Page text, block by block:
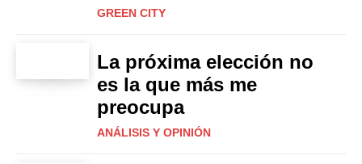
GREEN CITY
La próxima elección no
es la que más me
preocupa
ANÁLISIS Y OPINIÓN